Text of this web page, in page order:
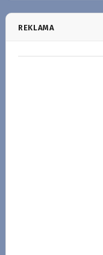
REKLAMA